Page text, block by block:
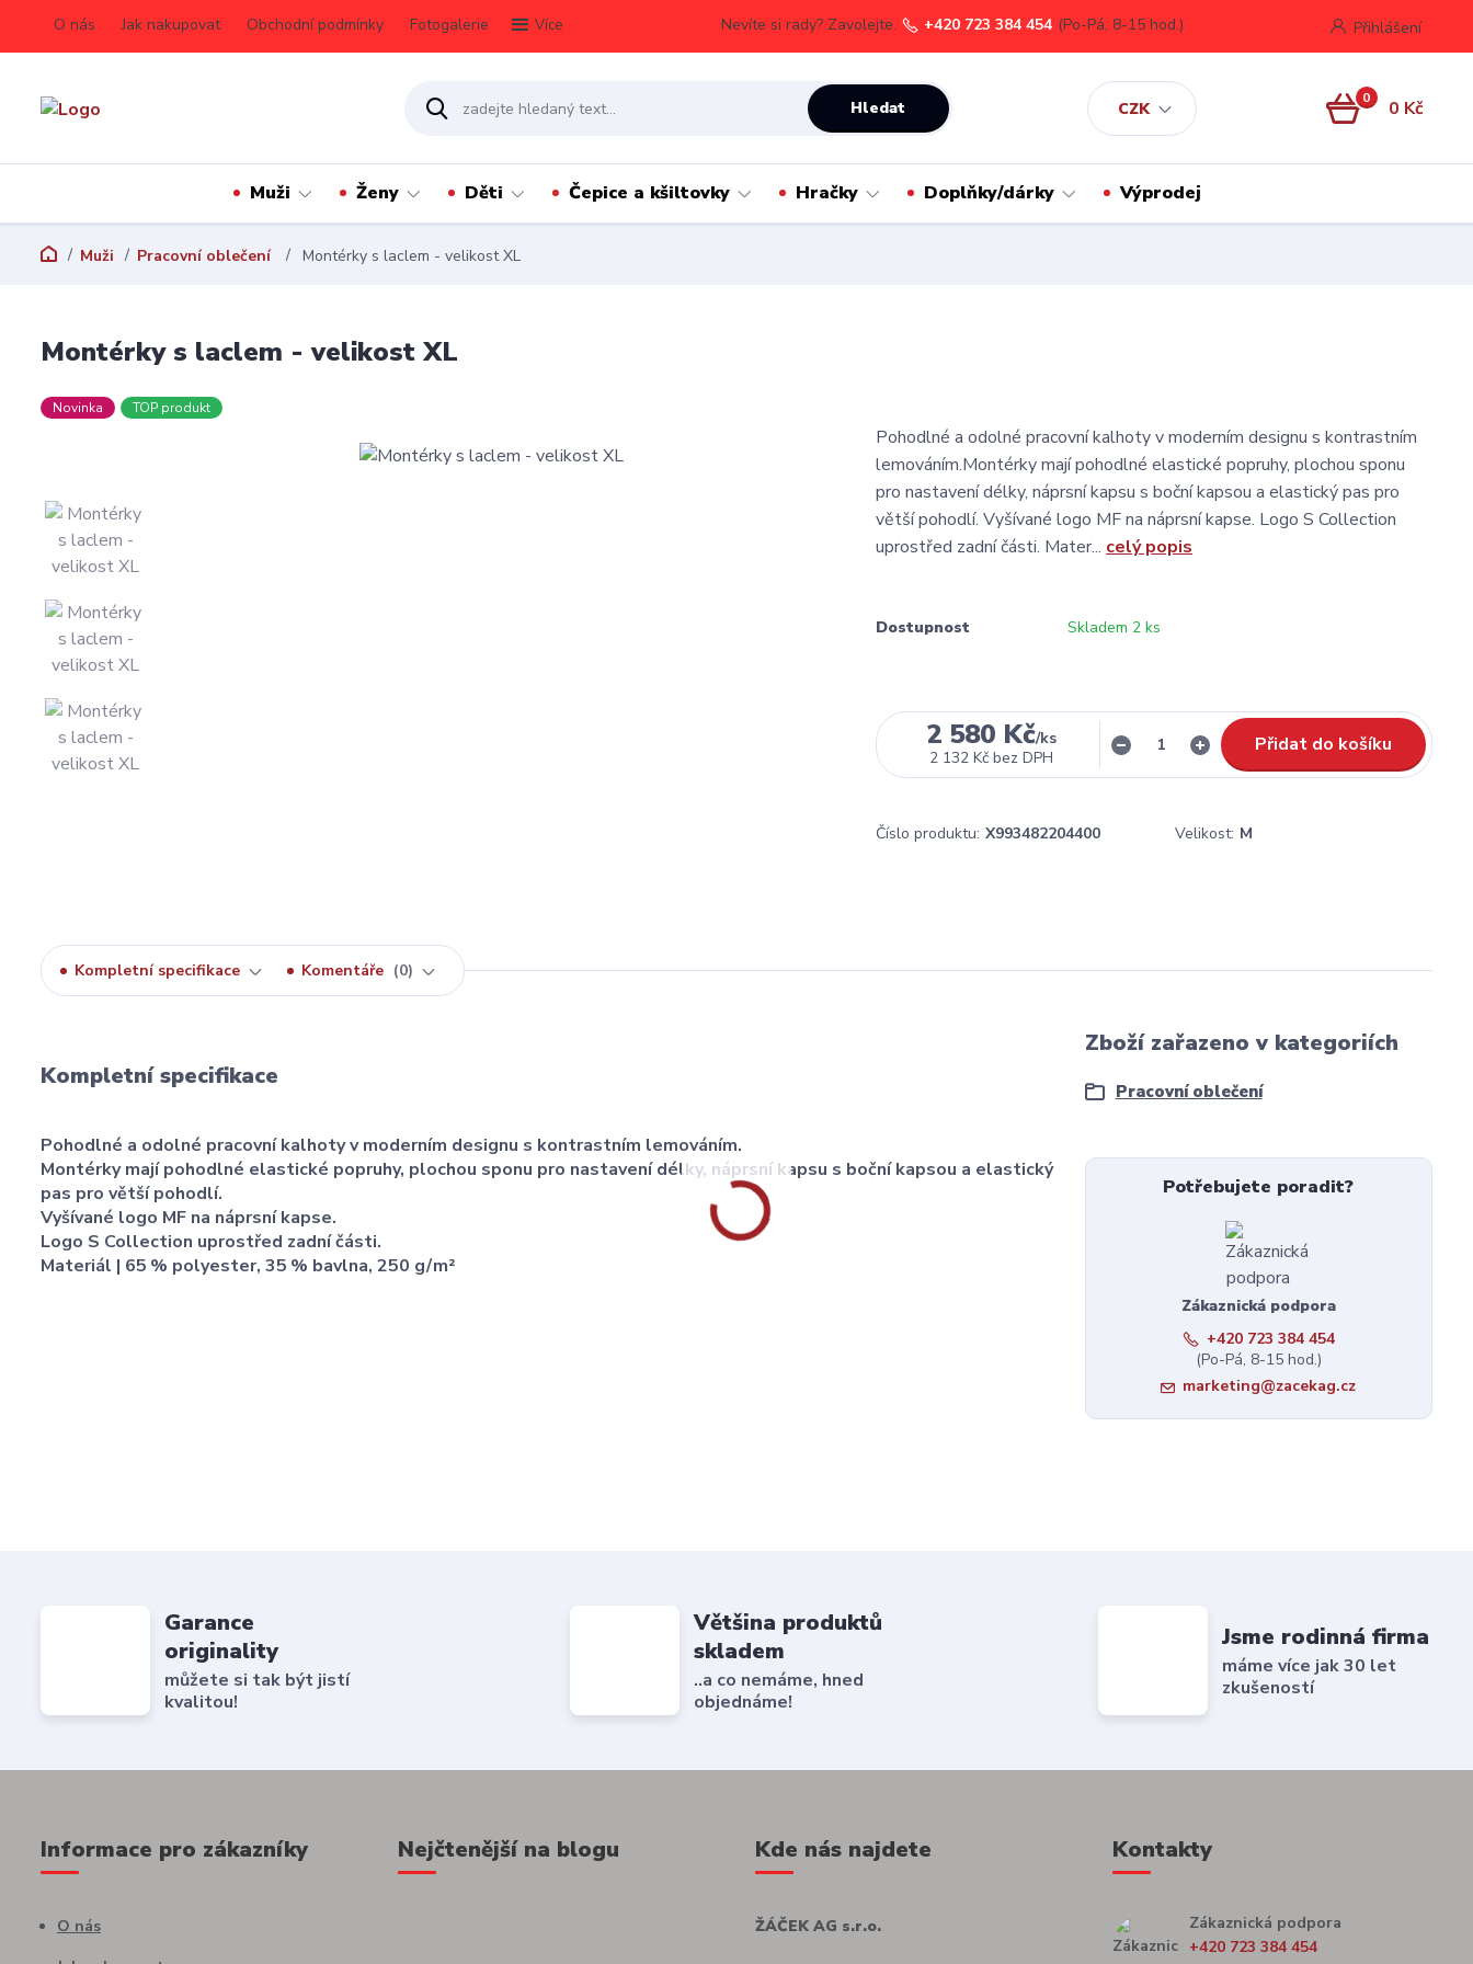
O nás Jak nakupovat Obchodní podmínky Fotogalerie Více
CZK
Přihlášení
Hledat
Nevíte si rady? Zavolejte. +420 723 384 454 (Po-Pá, 8-15 hod.)
0 0 Kč
Muži Ženy Děti Čepice a kšiltovky Hračky Doplňky/dárky Výprodej
Muži Pracovní oblečení Montérky s laclem - velikost XL
Montérky s laclem - velikost XL
Novinka TOP produkt
Pohodlné a odolné pracovní kalhoty v moderním designu s kontrastním
lemováním.Montérky mají pohodlné elastické popruhy, plochou sponu
pro nastavení délky, náprsní kapsu s boční kapsou a elastický pas pro
větší pohodlí. Vyšívané logo MF na náprsní kapse. Logo S Collection
uprostřed zadní části. Mater... celý popis
Dostupnost Skladem 2 ks
2 580 Kč/ks
2 132 Kč bez DPH
Přidat do košíku
Číslo produktu: X993482204400 Velikost: M
Kompletní specifikace Komentáře 0
Kompletní specifikace
Pohodlné a odolné pracovní kalhoty v moderním designu s kontrastním lemováním.
Montérky mají pohodlné elastické popruhy, plochou sponu pro nastavení délky, náprsní kapsu s boční kapsou a elastický
pas pro větší pohodlí.
Vyšívané logo MF na náprsní kapse.
Logo S Collection uprostřed zadní části.
Materiál | 65 % polyester, 35 % bavlna, 250 g / m²
Zboží zařazeno v kategoriích
Pracovní oblečení
Potřebujete poradit?
Zákaznická podpora
+420 723 384 454
(Po-Pá, 8-15 hod.)
marketing@zacekag.cz
Garance
originality
můžete si tak být jistí
kvalitou!
Většina produktů
skladem
..a co nemáme, hned
objednáme!
Jsme rodinná firma
máme více jak 30 let
zkušeností
Informace pro zákazníky
O nás
Nejčtenější na blogu Kde nás najdete
ŽÁČEK AG s.r.o.
Kontakty
Zákaznická podpora
+420 723 384 454